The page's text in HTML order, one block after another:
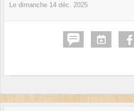
Le dimanche 14 déc. 2025